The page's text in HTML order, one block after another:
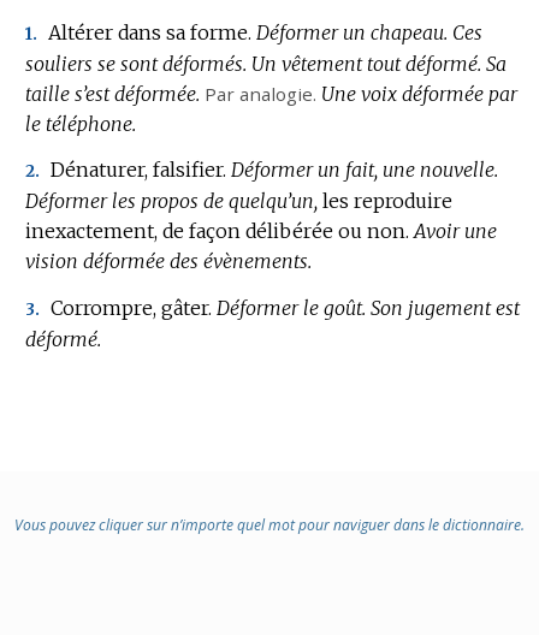
1. Altérer dans sa forme. Déformer un chapeau. Ces
souliers se sont déformés. Un vêtement tout déformé. Sa
taille s’est déformée. Par analogie. Une voix déformée par
le téléphone.
2. Dénaturer, falsifier. Déformer un fait, une nouvelle.
Déformer les propos de quelqu’un, les reproduire
inexactement, de façon délibérée ou non. Avoir une
vision déformée des évènements.
3. Corrompre, gâter. Déformer le goût. Son jugement est
déformé.
Vous pouvez cliquer sur n’importe quel mot pour naviguer dans le dictionnaire.